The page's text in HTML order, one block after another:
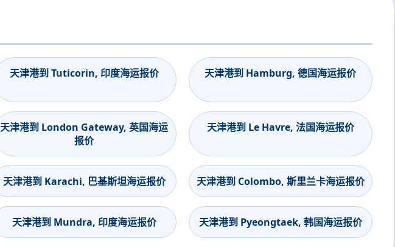
天津港到 Tuticorin, 印度海运报价 天津港到 Hamburg, 德国海运报价
天津港到 London Gateway, 英国海运
报价
天津港到 Le Havre, 法国海运报价
天津港到 Karachi, 巴基斯坦海运报价 天津港到 Colombo, 斯里兰卡海运报价
天津港到 Mundra, 印度海运报价 天津港到 Pyeongtaek, 韩国海运报价